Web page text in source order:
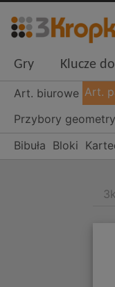
Gry Klucze
Art. biurowe Art.
Przybory
Bibuła Bloki